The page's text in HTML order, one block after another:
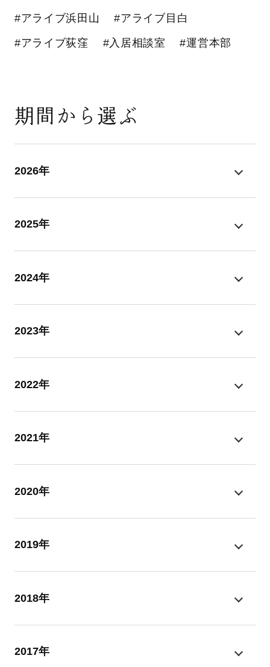
#アライブ浜田山 #アライブ目白
#アライブ荻窪 #入居相談室 #運営本部
期間から選ぶ
2026年
2025年
2024年
2023年
2022年
2021年
2020年
2019年
2018年
2017年